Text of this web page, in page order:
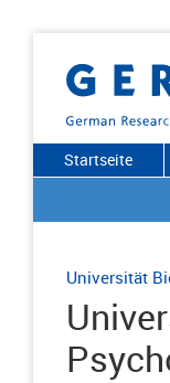
Startseite
Universität